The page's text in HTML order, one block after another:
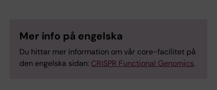
Mer info på engelska
Du hittar mer information om vår core-facilitet på
den engelska sidan: CRISPR Functional Genomics.